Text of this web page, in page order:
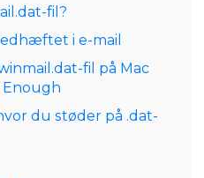
fil?
i e-mail
fil på Mac
Enough
du støder på .dat-